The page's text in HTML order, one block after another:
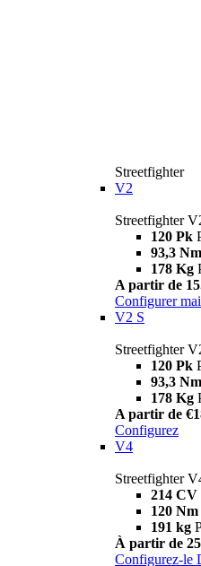
Streetfighter
V2
Streetfighter
120 Pk
93,3 Nm
178 Kg
A partir de
Configurer
V2 S
Streetfighter
120 Pk
93,3 Nm
178 Kg
A partir de
Configurez
V4
Streetfighter
214 CV
120 Nm
191 kg
À partir de
Configurez-le